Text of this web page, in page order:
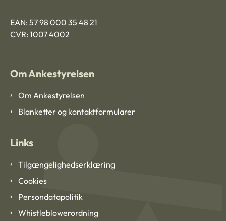
EAN: 57 98 000 35 48 21
CVR: 1007 4002
Om Ankestyrelsen
Om Ankestyrelsen
Blanketter og kontaktformularer
Links
Tilgængelighedserklæring
Cookies
Persondatapolitik
Whistleblowerordning